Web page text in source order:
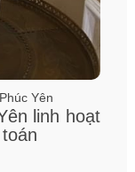
Yên
linh hoạt